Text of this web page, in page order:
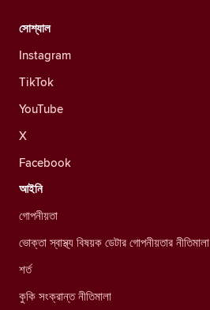
সোশ্যাল
Instagram
TikTok
YouTube
X
Facebook
আইনি
গোপনীয়তা
ভোক্তা স্বাস্থ্য বিষয়ক ডেটার গোপনীয়তার নীতিমালা
শর্ত
কুকি সংক্রান্ত নীতিমালা